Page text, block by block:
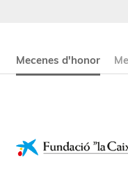
Mecenes d'honor